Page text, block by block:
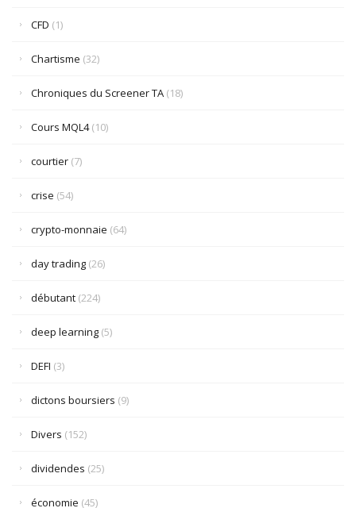
CFD (1)
Chartisme (32)
Chroniques du Screener TA (18)
Cours MQL4(10)
courtier (7)
crise (54)
crypto-monnaie (64)
day trading (26)
débutant (224)
deep learning (5)
DEFI (3)
dictons boursiers (9)
Divers (152)
dividendes (25)
économie (45)